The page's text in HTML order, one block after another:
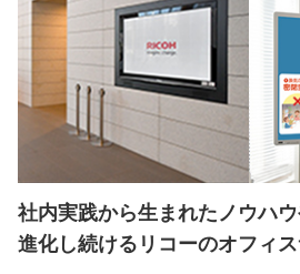
社内実践から生まれたノウハウ
進化し続けるリコーのオフィ